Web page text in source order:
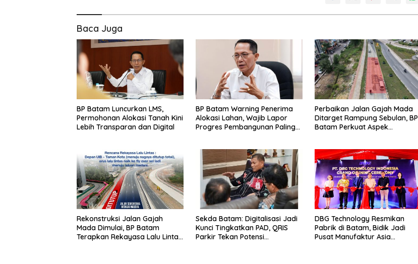
Baca Juga
BP Batam Luncurkan LMS,
Permohonan Alokasi Tanah Kini
Lebih Transparan dan Digital
BP Batam Warning Penerima
Alokasi Lahan, Wajib Lapor
Progres Pembangunan Paling
Perbaikan Jalan Gajah Mada
Ditarget Rampung Sebulan, BP
Batam Perkuat Aspek
Rekonstruksi Jalan Gajah
Mada Dimulai, BP Batam
Terapkan Rekayasa Lalu Lintas
Sekda Batam: Digitalisasi Jadi
Kunci Tingkatkan PAD, QRIS
Parkir Tekan Potensi
DBG Technology Resmikan
Pabrik di Batam, Bidik Jadi
Pusat Manufaktur Asia